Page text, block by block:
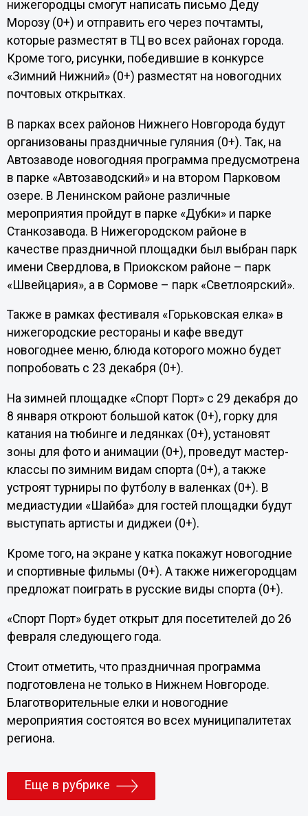
нижегородцы смогут написать письмо Деду
Морозу (0+) и отправить его через почтамты,
которые разместят в ТЦ во всех районах города.
Кроме того, рисунки, победившие в конкурсе
«Зимний Нижний» (0+) разместят на новогодних
почтовых открытках.
В парках всех районов Нижнего Новгорода будут
организованы праздничные гуляния (0+). Так, на
Автозаводе новогодняя программа предусмотрена
в парке «Автозаводский» и на втором Парковом
озере. В Ленинском районе различные
мероприятия пройдут в парке «Дубки» и парке
Станкозавода. В Нижегородском районе в
качестве праздничной площадки был выбран парк
имени Свердлова, в Приокском районе – парк
«Швейцария», а в Сормове – парк «Светлоярский».
Также в рамках фестиваля «Горьковская елка» в
нижегородские рестораны и кафе введут
новогоднее меню, блюда которого можно будет
попробовать с 23 декабря (0+).
На зимней площадке «Спорт Порт» с 29 декабря до
8 января откроют большой каток (0+), горку для
катания на тюбинге и ледянках (0+), установят
зоны для фото и анимации (0+), проведут мастер-
классы по зимним видам спорта (0+), а также
устроят турниры по футболу в валенках (0+). В
медиастудии «Шайба» для гостей площадки будут
выступать артисты и диджеи (0+).
Кроме того, на экране у катка покажут новогодние
и спортивные фильмы (0+). А также нижегородцам
предложат поиграть в русские виды спорта (0+).
«Спорт Порт» будет открыт для посетителей до 26
февраля следующего года.
Стоит отметить, что праздничная программа
подготовлена не только в Нижнем Новгороде.
Благотворительные елки и новогодние
мероприятия состоятся во всех муниципалитетах
региона.
Еще в рубрике